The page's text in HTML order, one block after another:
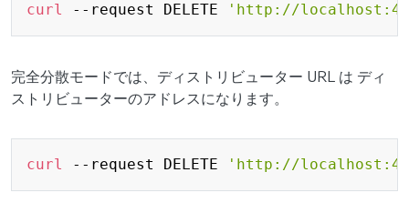
curl --request DELETE 'http://
完全分散モードでは、ディストリビューター URL は ディ
ストリビューターのアドレスになります。
curl --request DELETE 'http://